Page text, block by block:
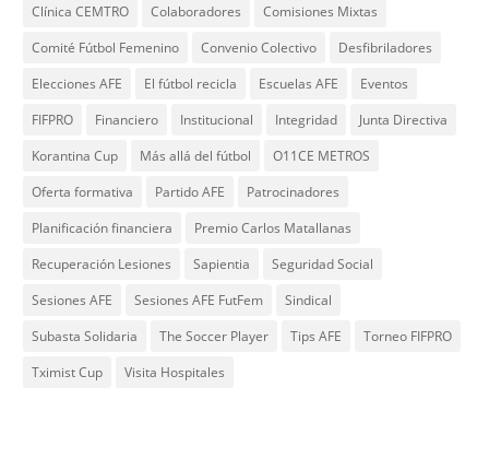
Clínica CEMTRO
Colaboradores
Comisiones Mixtas
Comité Fútbol Femenino
Convenio Colectivo
Desfibriladores
Elecciones AFE
El fútbol recicla Escuelas AFE
Eventos
FIFPRO
Financiero Institucional Integridad
Junta Directiva
Korantina Cup
Más allá del fútbol
O11CE METROS
Oferta formativa
Partido AFE
Patrocinadores
Planificación financiera
Premio Carlos Matallanas
Recuperación Lesiones
Sapientia
Seguridad Social
Sesiones AFE
Sesiones AFE FutFem
Sindical
Subasta Solidaria
The Soccer Player Tips AFE
Torneo FIFPRO
Tximist Cup
Visita Hospitales